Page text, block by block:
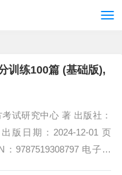
训练100篇 (基础版),
试研究中心 著 出版社：
版日期：2024-12-01 页
：9787519308797 电子书